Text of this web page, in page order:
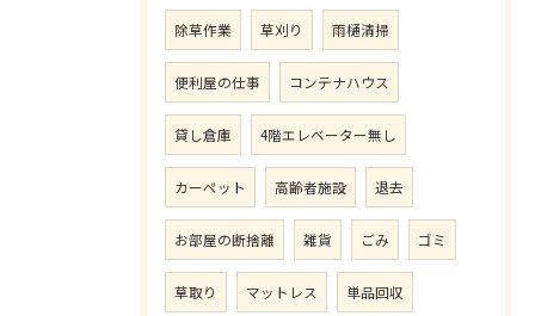
除草作業 草刈り 雨樋清掃
便利屋の仕事 コンテナハウス
貸し倉庫 4階エレベーター無し
カーペット 高齢者施設 退去
お部屋の断捨離 雑貨 ごみ ゴミ
草取り マットレス 単品回収